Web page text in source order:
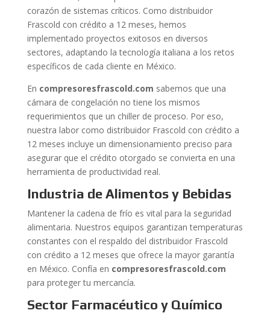
corazón de sistemas críticos. Como distribuidor
Frascold con crédito a 12 meses, hemos
implementado proyectos exitosos en diversos
sectores, adaptando la tecnología italiana a los retos
específicos de cada cliente en México.
En compresoresfrascold.com sabemos que una
cámara de congelación no tiene los mismos
requerimientos que un chiller de proceso. Por eso,
nuestra labor como distribuidor Frascold con crédito a
12 meses incluye un dimensionamiento preciso para
asegurar que el crédito otorgado se convierta en una
herramienta de productividad real.
Industria de Alimentos y Bebidas
Mantener la cadena de frío es vital para la seguridad
alimentaria. Nuestros equipos garantizan temperaturas
constantes con el respaldo del distribuidor Frascold
con crédito a 12 meses que ofrece la mayor garantía
en México. Confía en compresoresfrascold.com
para proteger tu mercancía.
Sector Farmacéutico y Químico